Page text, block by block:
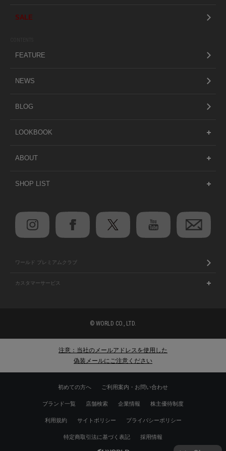
SALE
FEATURE
NEWS
BLOG
LOOKBOOK
ABOUT
SHOP LIST
ワールド プレミアムクラブ
カスタマーサービス
© WORLD CO., LTD.
注意：当社のメールアドレスを使用した
偽装メールにご注意ください
初めての方へ ご利用案内・お問い合わせ
ブランド一覧 店舗検索 企業情報 株主優待制度
利用規約 サイトポリシー プライバシーポリシー
特定商取引法に基づく表記 採用情報